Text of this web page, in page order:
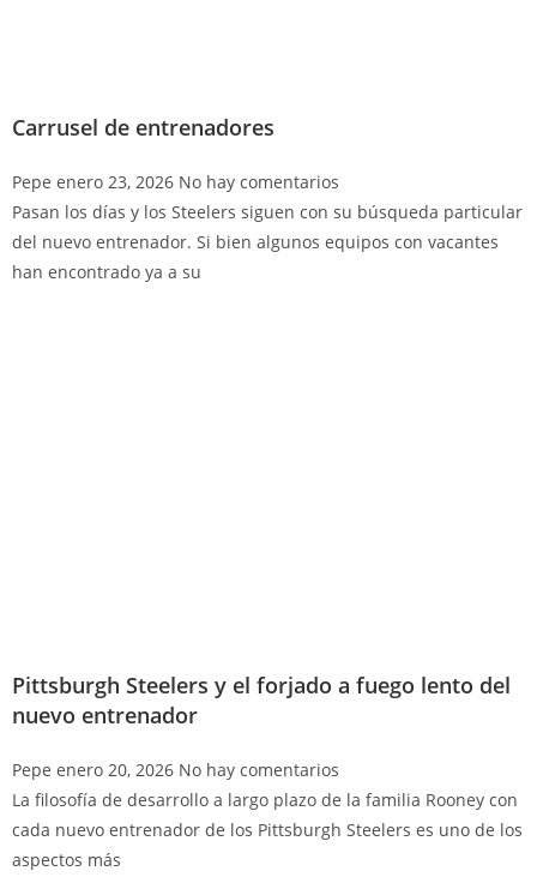
Carrusel de entrenadores
Pepe enero 23, 2026 No hay comentarios
Pasan los días y los Steelers siguen con su búsqueda particular
del nuevo entrenador. Si bien algunos equipos con vacantes
han encontrado ya a su
Pittsburgh Steelers y el forjado a fuego lento del
nuevo entrenador
Pepe enero 20, 2026 No hay comentarios
La filosofía de desarrollo a largo plazo de la familia Rooney con
cada nuevo entrenador de los Pittsburgh Steelers es uno de los
aspectos más